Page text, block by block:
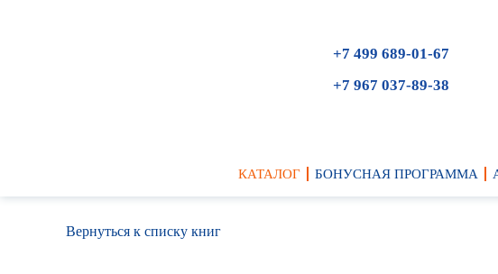
+7 499 689-01-67
+7 967 037-89-38
КАТАЛОГ БОНУСНАЯ ПРОГРАММА
Вернуться к списку книг